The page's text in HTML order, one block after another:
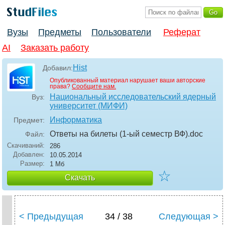
Вузы Предметы Пользователи
Реферат
AI
Заказать работу
Добавил:Hist
Опубликованный материал нарушает ваши авторские
права? Сообщите нам.
Вуз:
Национальный исследовательский ядерный
университет (МИФИ)
Предмет: Информатика
Файл: Ответы на билеты (1-ый семестр ВФ).doc
Скачиваний:
286
Добавлен:
10.05.2014
Размер:
1 Мб
Скачать ☆
< Предыдущая 34 / 38 Следующая >